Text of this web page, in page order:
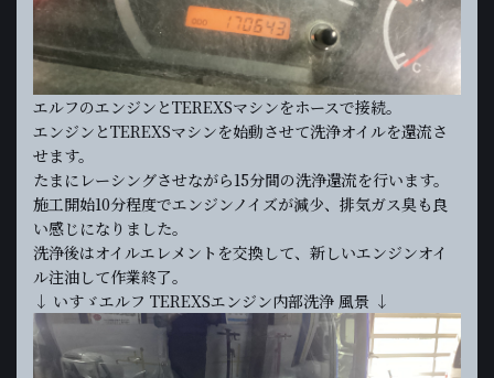
エルフのエンジンとTEREXSマシンをホースで接続。
エンジンとTEREXSマシンを始動させて洗浄オイルを還流さ
せます。
たまにレーシングさせながら15分間の洗浄還流を行います。
施工開始10分程度でエンジンノイズが減少、排気ガス臭も良
い感じになりました。
洗浄後はオイルエレメントを交換して、新しいエンジンオイ
ル注油して作業終了。
↓ いすゞエルフ TEREXSエンジン内部洗浄 風景 ↓